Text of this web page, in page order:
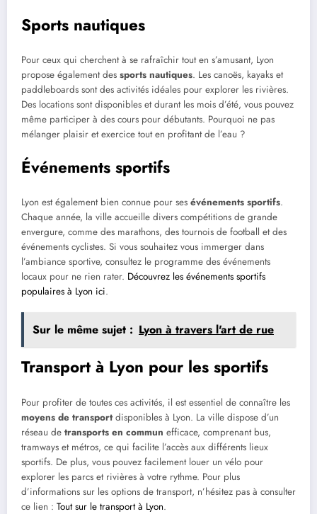
Sports nautiques
Pour ceux qui cherchent à se rafraîchir tout en s’amusant, Lyon
propose également des sports nautiques. Les canoës, kayaks et
paddleboards sont des activités idéales pour explorer les rivières.
Des locations sont disponibles et durant les mois d’été, vous pouvez
même participer à des cours pour débutants. Pourquoi ne pas
mélanger plaisir et exercice tout en profitant de l’eau ?
Événements sportifs
Lyon est également bien connue pour ses événements sportifs.
Chaque année, la ville accueille divers compétitions de grande
envergure, comme des marathons, des tournois de football et des
événements cyclistes. Si vous souhaitez vous immerger dans
l’ambiance sportive, consultez le programme des événements
locaux pour ne rien rater. Découvrez les événements sportifs
populaires à Lyon ici.
Sur le même sujet : Lyon à travers l'art de rue
Transport à Lyon pour les sportifs
Pour profiter de toutes ces activités, il est essentiel de connaître les
moyens de transportdisponibles à Lyon. La ville dispose d’un
réseau de transports en commun efficace, comprenant bus,
tramways et métros, ce qui facilite l’accès aux différents lieux
sportifs. De plus, vous pouvez facilement louer un vélo pour
explorer les parcs et rivières à votre rythme. Pour plus
d’informations sur les options de transport, n’hésitez pas à consulter
ce lien : Tout sur le transport à Lyon.